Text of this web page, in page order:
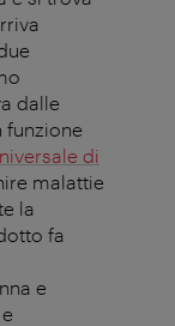
dalle
funzione
di
malattie
la
fa
e